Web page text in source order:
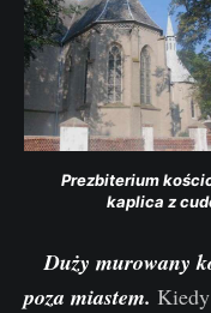
Prezbiterium
kaplica z
Duży murowany
poza miastem. Kiedy